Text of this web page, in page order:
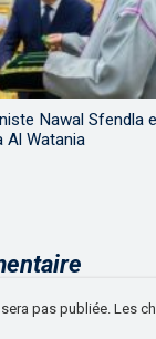
Nawal Sfendla
Al Watania
pas publiée. Les